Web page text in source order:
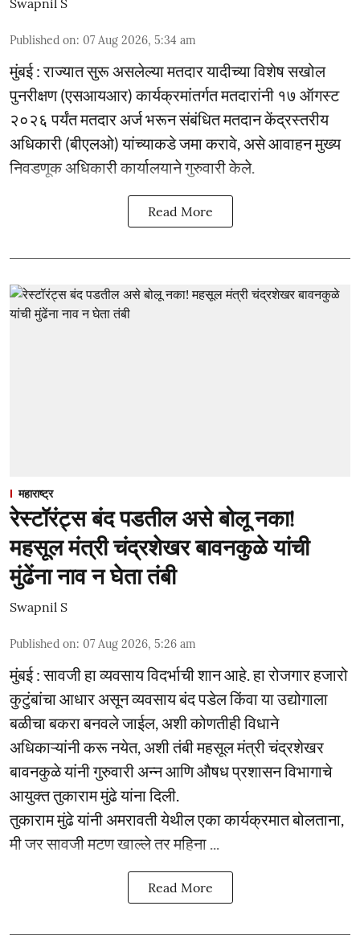
Swapnil S
Published on: 07 Aug 2026, 5:34 am
मुंबई : राज्यात सुरू असलेल्या मतदार यादीच्या विशेष सखोल
पुनरीक्षण (एसआयआर) कार्यक्रमांतर्गत मतदारांनी १७ ऑगस्ट
२०२६ पर्यंत मतदार अर्ज भरून संबंधित मतदान केंद्रस्तरीय
अधिकारी (बीएलओ) यांच्याकडे जमा करावे, असे आवाहन मुख्य
निवडणूक अधिकारी कार्यालयाने गुरुवारी केले.
Read More
महाराष्ट्र
रेस्टॉरंट्स बंद पडतील असे बोलू नका!
महसूल मंत्री चंद्रशेखर बावनकुळे यांची
मुंढेंना नाव न घेता तंबी
Swapnil S
Published on: 07 Aug 2026, 5:26 am
मुंबई : सावजी हा व्यवसाय विदर्भाची शान आहे. हा रोजगार हजारो
कुटुंबांचा आधार असून व्यवसाय बंद पडेल किंवा या उद्योगाला
बळीचा बकरा बनवले जाईल, अशी कोणतीही विधाने
अधिकाऱ्यांनी करू नयेत, अशी तंबी महसूल मंत्री चंद्रशेखर
बावनकुळे यांनी गुरुवारी अन्न आणि औषध प्रशासन विभागाचे
आयुक्त तुकाराम मुंढे यांना दिली.
तुकाराम मुंढे यांनी अमरावती येथील एका कार्यक्रमात बोलताना,
मी जर सावजी मटण खाल्ले तर महिना ...
Read More